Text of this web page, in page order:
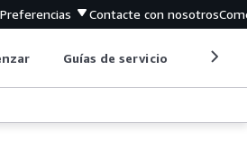
Preferencias Contacte con nosotros
Guías de servicio